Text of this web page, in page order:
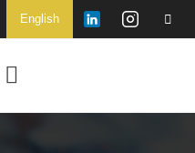
English